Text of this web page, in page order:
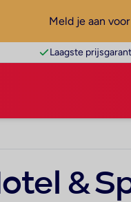
Meld je aan
Laagste
&